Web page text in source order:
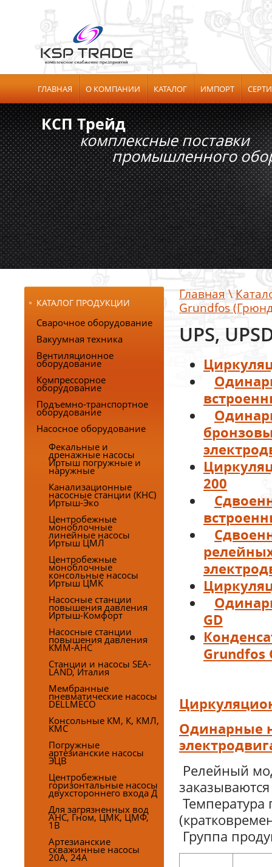
ГЛАВНАЯ О КОМПАНИИ КАТАЛОГ ИМПОРТ
КСП Трейд
комплексные поставки
промышленного
Главная \
Grundfos
UPS,
200
GD
Grundfos
Одинарные
Релейный
Температура
Группа
КАТАЛОГ ПРОДУКЦИИ
Сварочное оборудование
Вакуумная техника
Вентиляционное
оборудование
Компрессорное
оборудование
Подъемно-транспортное
оборудование
Насосное оборудование
Фекальные и
дренажные насосы
Иртыш погружные и
наружные
Канализационные
насосные станции (КНС)
Иртыш-Эко
Центробежные
моноблочные
линейные насосы
Иртыш ЦМЛ
Центробежные
моноблочные
консольные насосы
Иртыш ЦМК
Насосные станции
повышения давления
Иртыш-Комфорт
Насосные станции
повышения давления
КММ-АНС
Станции и насосы SEA-
LAND, Италия
Мембранные
пневматические насосы
DELLMECO
Консольные КМ, К, КМЛ,
КМС
Погружные
артезианские насосы
ЭЦВ
Центробежные
горизонтальные насосы
двухстороннего входа Д
Для загрязненных вод
АНС, Гном, ЦМК, ЦМФ,
1В
Артезианские
скважинные насосы
20А, 24А